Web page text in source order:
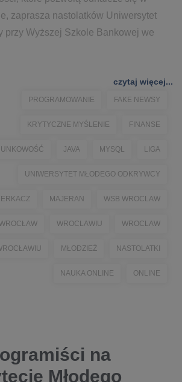
zaprasza nastolatków Uniwersytet
przy Wyższej Szkole Bankowej we
czytaj więcej...
PROGRAMOWANIE FAKE NEWSY
KRYTYCZNE MYŚLENIE FINANSE
JAVA MYSQL LIGA
UNIWERSYTET MŁODEGO ODKRYWCY
MAJERAN WSB WROCLAW
WROCLAWIU WROCLAW
MŁODZIEŻ NASTOLATKI
NAUKA ONLINE ONLINE
na
Młodego